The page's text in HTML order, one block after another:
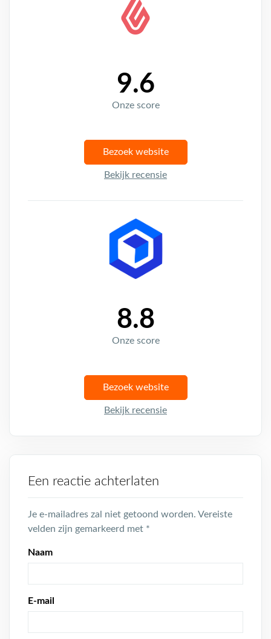
9.6
Onze score
Bezoek website
Bekijk recensie
8.8
Onze score
Bezoek website
Bekijk recensie
Een reactie achterlaten
Je e-mailadres zal niet getoond worden. Vereiste
velden zijn gemarkeerd met *
Naam
E-mail